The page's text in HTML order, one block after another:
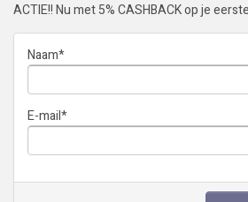
ACTIE!! Nu met 5% CASHBACK op je
Naam*
E-mail*